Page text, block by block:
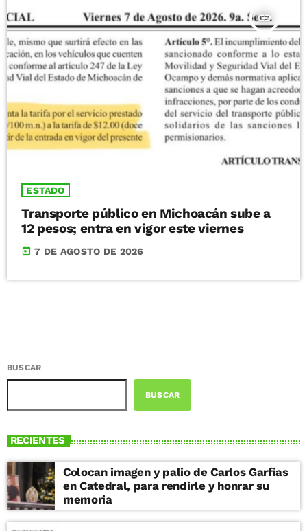
insert_link
ESTADO
Transporte público en Michoacán sube a
12 pesos; entra en vigor este viernes
today 7 DE AGOSTO DE 2026
BUSCAR
BUSCAR
RECIENTES
Colocan imagen y palio de Carlos Garfias
en Catedral, para rendirle y honrar su
memoria